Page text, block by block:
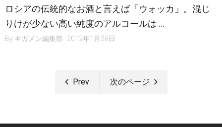
ロシアの伝統的なお酒と言えば「ウォッカ」。混じ
りけが少ない高い純度のアルコールは …
By ギガメン編集部 2012年1月26日
Prev 次のページ